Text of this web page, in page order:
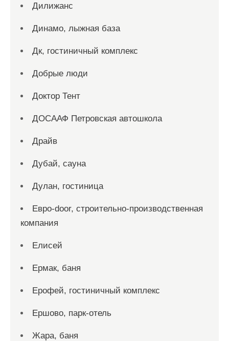
Дилижанс
Динамо, лыжная база
Дк, гостиничный комплекс
Добрые люди
Доктор Тент
ДОСААФ Петровская автошкола
Драйв
Дубай, сауна
Дулан, гостиница
Евро-door, строительно-производственная
компания
Елисей
Ермак, баня
Ерофей, гостиничный комплекс
Ершово, парк-отель
Жара, баня